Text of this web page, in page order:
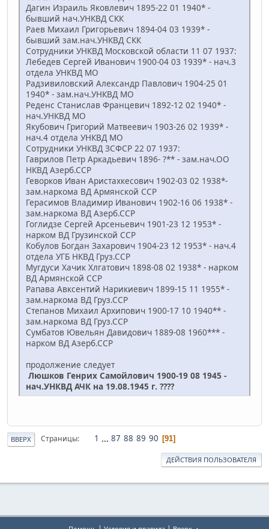
Дагин Израиль Яковлевич 1895-22 01 1940* -
бывший нач.УНКВД СКК
Раев Михаил Григорьевич 1894-04 03 1939* -
бывший зам.нач.УНКВД СКК
Сотрудники УНКВД Московской области 11 07 1937:
Лебедев Сергей Иванович 1900-04 03 1939* - нач.3
отдела УНКВД МО
Радзивиловский Александр Павлович 1904-25 01
1940* - зам.нач.УНКВД МО
Реденс Станислав Францевич 1892-12 02 1940* -
нач.УНКВД МО
Якубович Григорий Матвеевич 1903-26 02 1939* -
нач.4 отдела УНКВД МО
Сотрудники УНКВД ЗСФСР 22 07 1937:
Гаврилов Петр Аркадьевич 1896- ?** - зам.нач.ОО
НКВД Азерб.ССР
Геворков Иван Аристахкесович 1902-03 02 1938*-
зам.наркома ВД Армянской ССР
Герасимов Владимир Иванович 1902-16 06 1938* -
зам.наркома ВД Азерб.ССР
Гоглидзе Сергей Арсеньевич 1901-23 12 1953* -
нарком ВД Грузинской ССР
Кобулов Богдан Захарович 1904-23 12 1953* - нач.4
отдела УГБ НКВД Груз.ССР
Мугдуси Хачик Хлгатович 1898-08 02 1938* - нарком
ВД Армянской ССР
Рапава Авксентий Нарикиевич 1899-15 11 1955* -
зам.наркома ВД Груз.ССР
Степанов Михаил Архипович 1900-17 10 1940** -
зам.наркома ВД Груз.ССР
Сумбатов Ювельян Давидович 1889-08 1960*** -
нарком ВД Азерб.ССР
продолжение следует
Люшков Генрих Самойлович 1900-19 08 1945 -
нач.УНКВД АЧК на 19.08.1945 г. ????
ВВЕРХ Страницы 1 ... 87 88 89 90 91
ДЕЙСТВИЯ ПОЛЬЗОВАТЕЛЯ